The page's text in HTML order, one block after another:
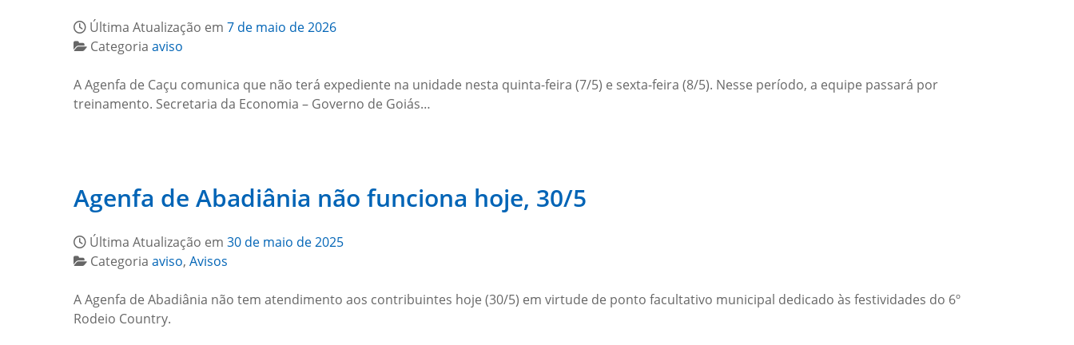
Última Atualização em 7 de maio de 2026
Categoria aviso
A Agenfa de Caçu comunica que não terá expediente na unidade nesta quinta-feira (7/5) e sexta-feira (8/5). Nesse período, a equipe passará por
treinamento. Secretaria da Economia – Governo de Goiás…
Agenfa de Abadiânia não funciona hoje, 30/5
Última Atualização em 30 de maio de 2025
Categoria aviso, Avisos
A Agenfa de Abadiânia não tem atendimento aos contribuintes hoje (30/5) em virtude de ponto facultativo municipal dedicado às festividades do 6º
Rodeio Country.